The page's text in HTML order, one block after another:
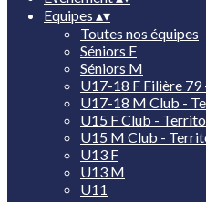
Equipes ▴▾
Toutes nos équipes
Séniors F
Séniors M
U17-18 F Filière
U17-18 M Club -
U15 F Club -
U15 M Club -
U13 F
U13 M
U11